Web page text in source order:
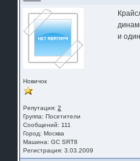
Новичок
Репутация:2
Группа:Посетители
Сообщений: 111
Город: Москва
Машина: GC SRT8
Регистрация: 3.03.2009
и